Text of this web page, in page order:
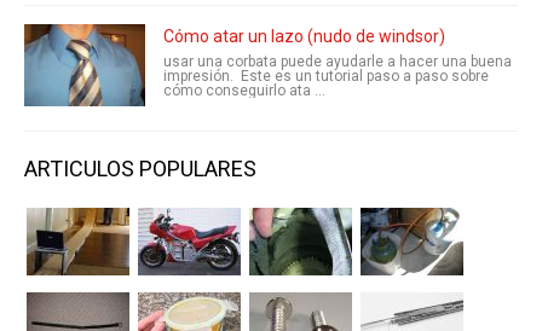
Cómo atar un lazo (nudo de windsor)
usar una corbata puede ayudarle a hacer una buena
impresión. Este es un tutorial paso a paso sobre
cómo conseguirlo ata ...
ARTICULOS POPULARES